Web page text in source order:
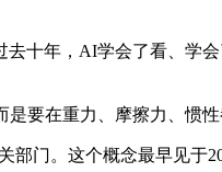
十年，AI学会了看、学
要在重力、摩擦力、惯性
门。这个概念最早见于